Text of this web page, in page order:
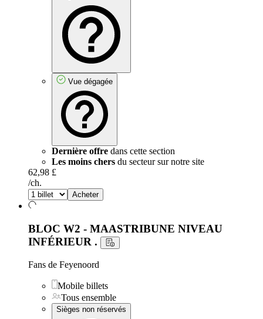
Vue dégagée
Dernière offre dans cette section
Les moins chers du secteur sur notre site
62,98 £
/ch.
Acheter
BLOC W2 - MAASTRIBUNE NIVEAU
INFÉRIEUR .
Fans de Feyenoord
Mobile billets
Tous ensemble
Sièges non réservés